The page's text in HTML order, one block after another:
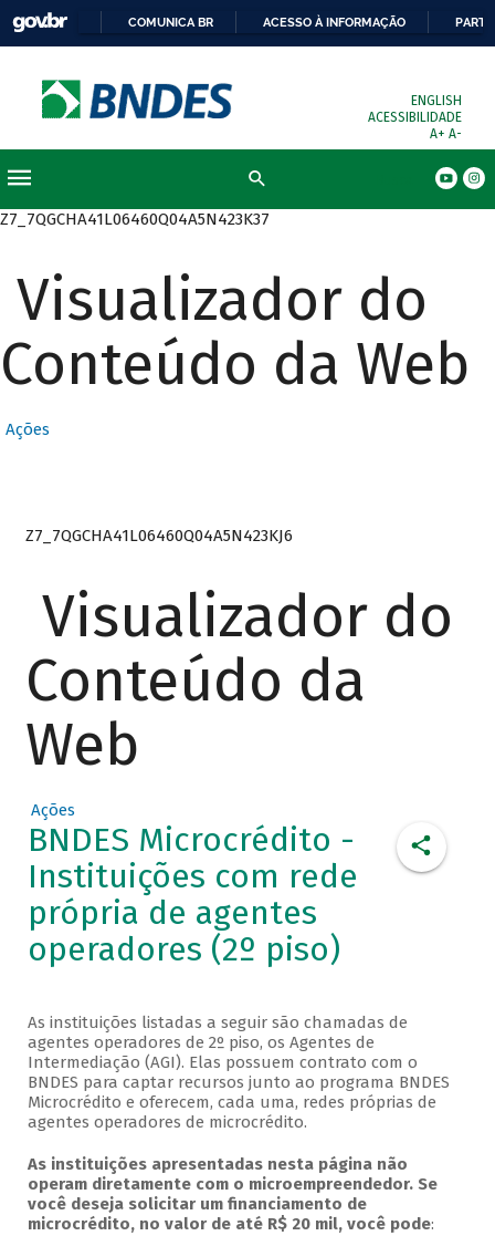
COMUNICA BR ACESSO À INFORMAÇÃO
ENGLISH
ACESSIBILIDADE
A+ A-
Z7_7QGCHA41L06460Q04A5N423K37
Visualizador do
Conteúdo da Web
Ações
Z7_7QGCHA41L06460Q04A5N423KJ6
Visualizador do
Conteúdo da
Web
Ações
BNDES Microcrédito -
Instituições com rede
própria de agentes
operadores (2º piso)
As instituições listadas a seguir são chamadas de
agentes operadores de 2º piso, os Agentes de
Intermediação (AGI). Elas possuem contrato com o
BNDES para captar recursos junto ao programa BNDES
Microcrédito e oferecem, cada uma, redes próprias de
agentes operadores de microcrédito.
As instituições apresentadas nesta página não
operam diretamente com o microempreendedor. Se
você deseja solicitar um financiamento de
microcrédito, no valor de até R$ 20 mil, você pode: